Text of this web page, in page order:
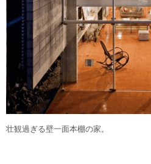
壮観過ぎる壁一面本棚の家。